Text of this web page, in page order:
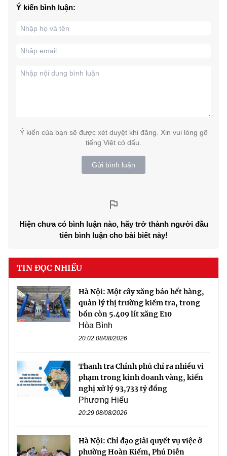
Ý kiến bình luận:
Ý kiến của bạn sẽ được xét duyệt khi đăng. Xin vui lòng gõ
tiếng Việt có dấu.
Gửi bình luận
Hiện chưa có bình luận nào, hãy trở thành người đầu
tiên bình luận cho bài biết này!
TIN ĐỌC NHIỀU
Hà Nội: Một cây xăng báo hết hàng,
quản lý thị trường kiểm tra, trong
bồn còn 5.409 lít xăng E10
Hòa Bình
20:02 08/08/2026
Thanh tra Chính phủ chỉ ra nhiều vi
phạm trong kinh doanh vàng, kiến
nghị xử lý 93,733 tỷ đồng
Phương Hiếu
20:29 08/08/2026
Hà Nội: Chỉ đạo giải quyết vụ việc ở
phường Hoàn Kiếm, Phú Diễn